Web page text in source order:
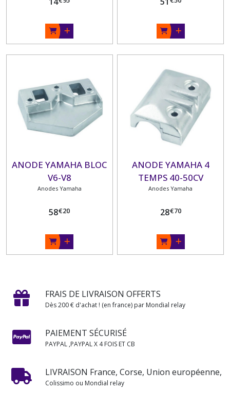
ANODE YAMAHA BLOC
V6-V8
Anodes Yamaha
58€20
ANODE YAMAHA 4
TEMPS 40-50CV
Anodes Yamaha
28€70
FRAIS DE LIVRAISON OFFERTS
Dès 200 € d'achat ! (en france) par Mondial relay
PAIEMENT SÉCURISÉ
PAYPAL ,PAYPAL X 4 FOIS ET CB
LIVRAISON France, Corse, Union européenne,
Colissimo ou Mondial relay